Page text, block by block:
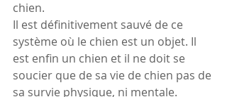
chien.
Il est définitivement sauvé de ce
système où le chien est un objet. Il
est enfin un chien et il ne doit se
soucier que de sa vie de chien pas de
sa survie physique, ni mentale.